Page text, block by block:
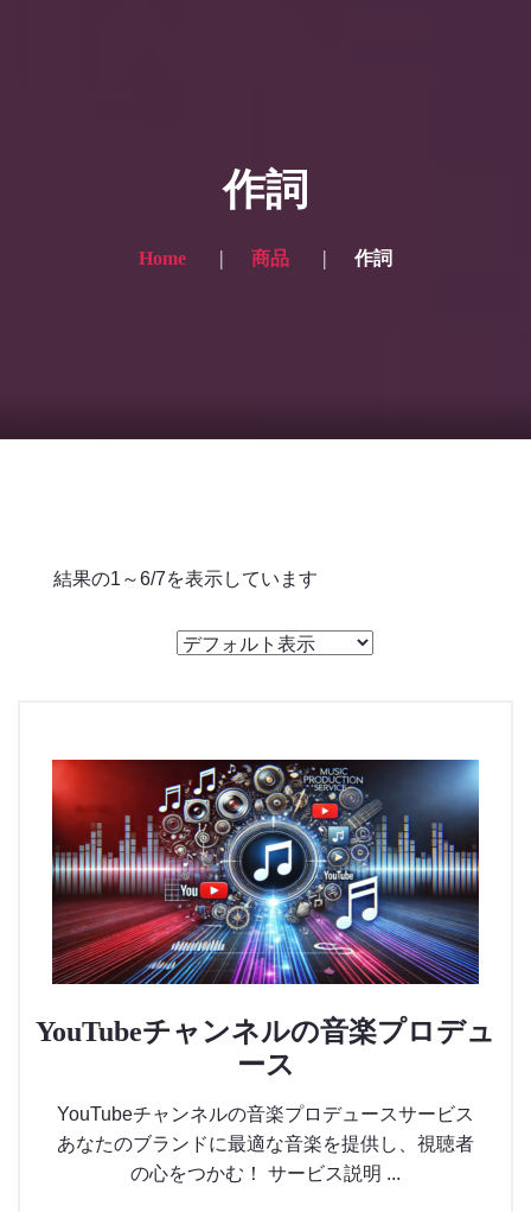
プランと価格
のっくん
作詞
Home 商品 作詞
結果の1～6/7を表示しています
YouTubeチャンネルの音楽プロデュ
ース
YouTubeチャンネルの音楽プロデュースサービス
あなたのブランドに最適な音楽を提供し、視聴者
の心をつかむ！ サービス説明 ...